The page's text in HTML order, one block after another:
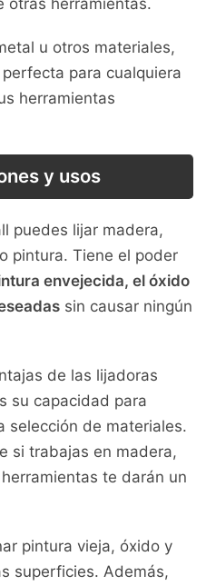
otras herramientas.
u otros materiales,
para cualquiera
herramientas
y usos
puedes lijar madera,
pintura. Tiene el poder
envejecida, el óxido
sin causar ningún
de las lijadoras
su capacidad para
selección de materiales.
si trabajas en madera,
te darán un
pintura vieja, óxido y
superficies. Además,